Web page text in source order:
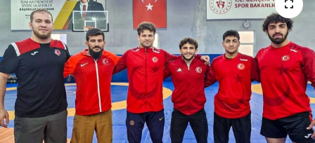
Cimnastik
Curling
Dağcılık
Dans Sporları